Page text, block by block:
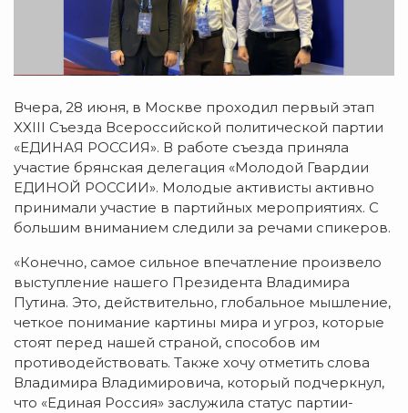
Вчера, 28 июня, в Москве проходил первый этап
XXIII Съезда Всероссийской политической партии
«ЕДИНАЯ РОССИЯ». В работе съезда приняла
участие брянская делегация «Молодой Гвардии
ЕДИНОЙ РОССИИ». Молодые активисты активно
принимали участие в партийных мероприятиях. С
большим вниманием следили за речами спикеров.
«Конечно, самое сильное впечатление произвело
выступление нашего Президента Владимира
Путина. Это, действительно, глобальное мышление,
четкое понимание картины мира и угроз, которые
стоят перед нашей страной, способов им
противодействовать. Также хочу отметить слова
Владимира Владимировича, который подчеркнул,
что «Единая Россия» заслужила статус партии-